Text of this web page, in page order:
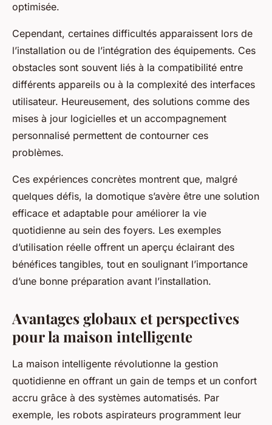
optimisée.
Cependant, certaines difficultés apparaissent lors de
l’installation ou de l’intégration des équipements. Ces
obstacles sont souvent liés à la compatibilité entre
différents appareils ou à la complexité des interfaces
utilisateur. Heureusement, des solutions comme des
mises à jour logicielles et un accompagnement
personnalisé permettent de contourner ces
problèmes.
Ces expériences concrètes montrent que, malgré
quelques défis, la domotique s’avère être une solution
efficace et adaptable pour améliorer la vie
quotidienne au sein des foyers. Les exemples
d’utilisation réelle offrent un aperçu éclairant des
bénéfices tangibles, tout en soulignant l’importance
d’une bonne préparation avant l’installation.
Avantages globaux et perspectives
pour la maison intelligente
La maison intelligente révolutionne la gestion
quotidienne en offrant un gain de temps et un confort
accru grâce à des systèmes automatisés. Par
exemple, les robots aspirateurs programment leur